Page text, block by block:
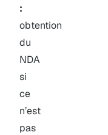
:
obtention
du
NDA
si
ce
n’est
pas